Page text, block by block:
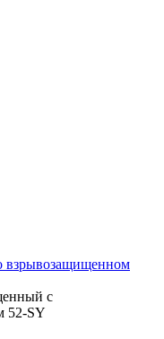
взрывозащищенном
с
52-SY